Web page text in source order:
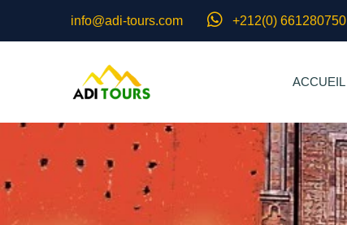
info@adi-tours.com +212(0) 661280750
ACCUEIL